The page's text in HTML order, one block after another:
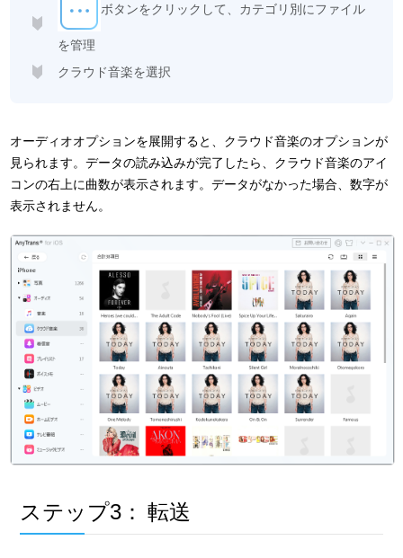
ボタンをクリックして、カテゴリ別にファイル
を管理
クラウド音楽を選択
オーディオオプションを展開すると、クラウド音楽のオプションが
見られます。データの読み込みが完了したら、クラウド音楽のアイ
コンの右上に曲数が表示されます。データがなかった場合、数字が
表示されません。
ステップ3： 転送